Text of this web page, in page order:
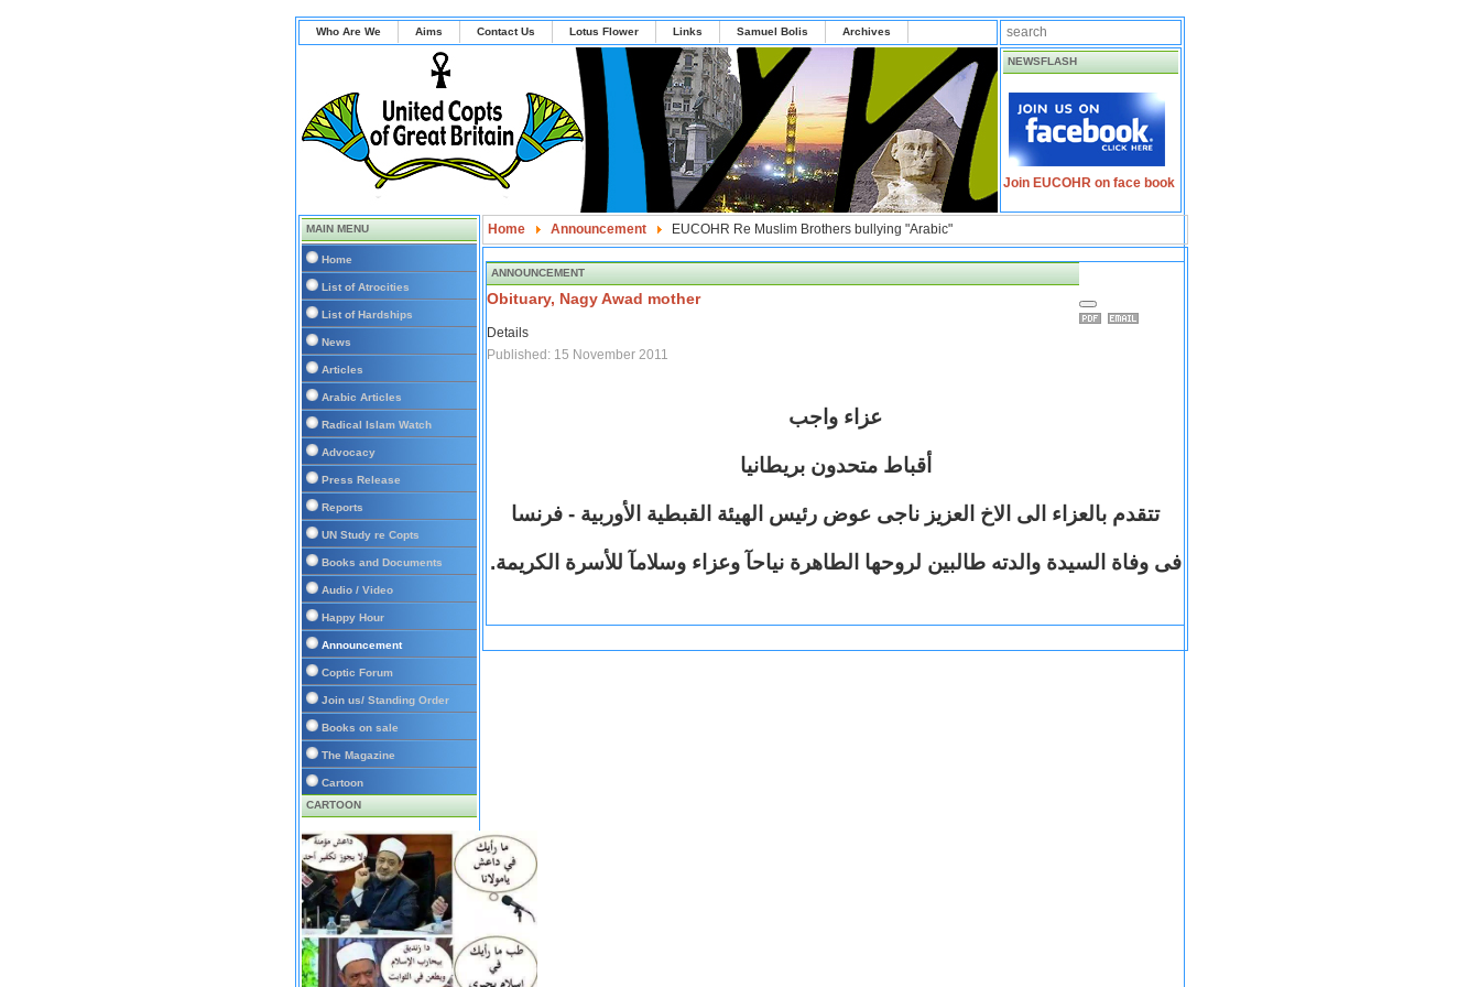
Who Are We Aims Contact Us Lotus Flower Links Samuel Bolis Archives
NEWSFLASH
Join EUCOHR on face book
MAIN MENU
Home
List of Atrocities
List of Hardships
News
Articles
Arabic Articles
Radical Islam Watch
Advocacy
Press Release
Reports
UN Study re Copts
Books and Documents
Audio / Video
Happy Hour
Announcement
Coptic Forum
Join us/ Standing Order
Books on sale
The Magazine
Cartoon
CARTOON
Home Announcement EUCOHR Re Muslim Brothers bullying "Arabic"
ANNOUNCEMENT
Obituary, Nagy Awad mother
Details
Published: 15 November 2011
عزاء واجب
أقباط متحدون بريطانيا
تتقدم بالعزاء الى الاخ العزيز ناجى عوض رئيس الهيئة القبطية الأوربية - فرنسا
فى وفاة السيدة والدته طالبين لروحها الطاهرة نياحآ وعزاء وسلامآ للأسرة الكريمة.